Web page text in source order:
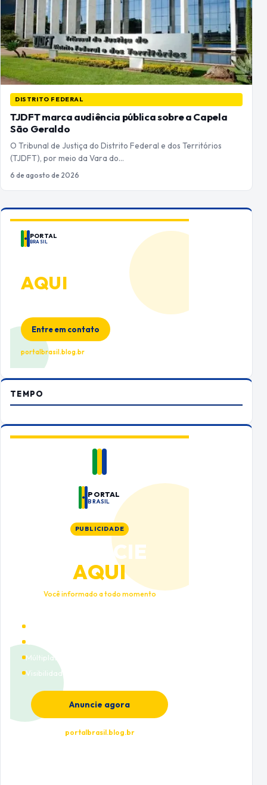
DISTRITO FEDERAL
TJDFT marca audiência pública sobre a Capela
São Geraldo
O Tribunal de Justiça do Distrito Federal e dos Territórios
(TJDFT), por meio da Vara do…
6 de agosto de 2026
PORTAL
BRASIL
AQUI
Entre em contato
portalbrasil.blog.br
TEMPO
PORTAL
BRASIL
PUBLICIDADE
ANUNCIE
AQUI
Você informado a todo momento
Múltiplas categorias
Visibilidade premium
Anuncie agora
portalbrasil.blog.br